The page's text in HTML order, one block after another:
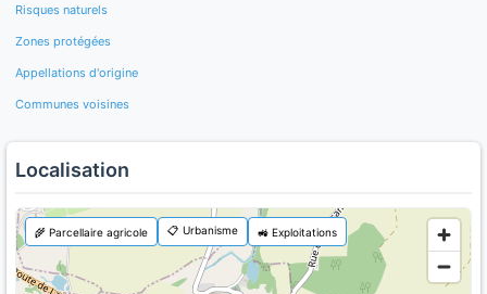
Risques naturels
Zones protégées
Appellations d'origine
Communes voisines
Localisation
🌾 Parcellaire agricole 📋 Urbanisme 🚜 Exploitations